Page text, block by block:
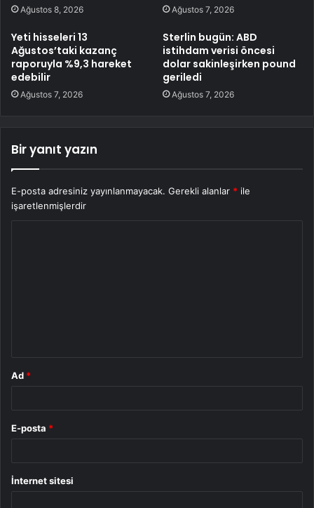
Ağustos 8, 2026 Ağustos 7, 2026
Yeti hisseleri 13
Ağustos’taki kazanç
raporuyla %9,3 hareket
edebilir
Ağustos 7, 2026
Sterlin bugün: ABD
istihdam verisi öncesi
dolar sakinleşirken pound
geriledi
Ağustos 7, 2026
Bir yanıt yazın
E-posta adresiniz yayınlanmayacak. Gerekli alanlar * ile
işaretlenmişlerdir
Ad *
E-posta *
İnternet sitesi